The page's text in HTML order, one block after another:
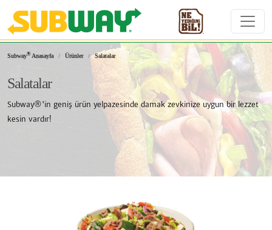
Subway Sandviçleri ve
Subway® Anasayfa Ürünler Salatalar
Salatalar
Subway®'in geniş ürün yelpazesinde damak zevkinize uygun bir lezzet
kesin vardır!